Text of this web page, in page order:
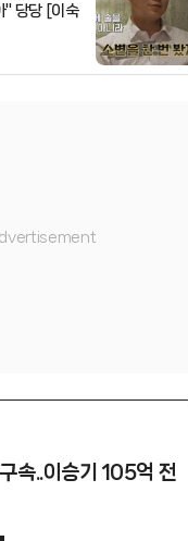
" 당당 [이숙
속..이승기 105억 전